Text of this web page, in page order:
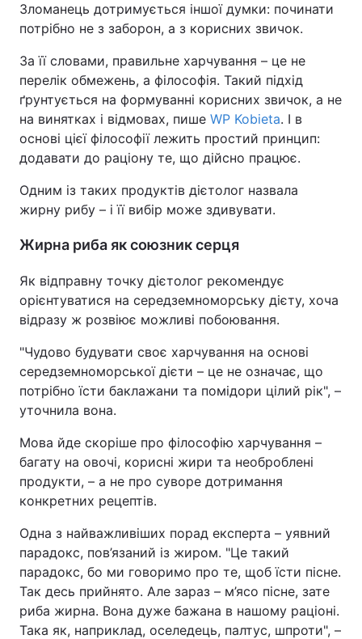
Зломанець дотримується іншої думки: починати
потрібно не з заборон, а з корисних звичок.
За її словами, правильне харчування – це не
перелік обмежень, а філософія. Такий підхід
ґрунтується на формуванні корисних звичок, а не
на винятках і відмовах, пише WP Kobieta. І в
основі цієї філософії лежить простий принцип:
додавати до раціону те, що дійсно працює.
Одним із таких продуктів дієтолог назвала
жирну рибу – і її вибір може здивувати.
Жирна риба як союзник серця
Як відправну точку дієтолог рекомендує
орієнтуватися на середземноморську дієту, хоча
відразу ж розвіює можливі побоювання.
"Чудово будувати своє харчування на основі
середземноморської дієти – це не означає, що
потрібно їсти баклажани та помідори цілий рік", –
уточнила вона.
Мова йде скоріше про філософію харчування –
багату на овочі, корисні жири та необроблені
продукти, – а не про суворе дотримання
конкретних рецептів.
Одна з найважливіших порад експерта – уявний
парадокс, пов’язаний із жиром. "Це такий
парадокс, бо ми говоримо про те, щоб їсти пісне.
Так десь прийнято. Але зараз – м’ясо пісне, зате
риба жирна. Вона дуже бажана в нашому раціоні.
Така як, наприклад, оселедець, палтус, шпроти", –